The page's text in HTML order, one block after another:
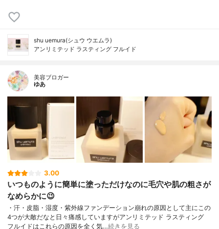
shu uemura(シュウ ウエムラ)
アンリミテッド ラスティング フルイド
美容ブロガー
ゆあ
3.00
いつものように簡単に塗っただけなのに毛穴や肌の粗さが
なめらかに😉
・汗・皮脂・湿度・紫外線ファンデーション崩れの原因として主にこの
4つが大敵だなと日々痛感していますがアンリミテッド ラスティング
フルイドはこれらの原因を全く気…続きを見る